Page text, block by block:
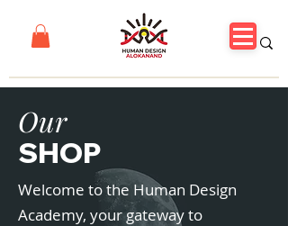
Our
SHOP
Welcome to the Human Design
Academy, your gateway to